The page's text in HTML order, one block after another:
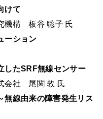
けて
機構 板谷 聡子 氏
ーション
したSRF無線センサー
会社 尾関 敦 氏
無線由来の障害発生リス